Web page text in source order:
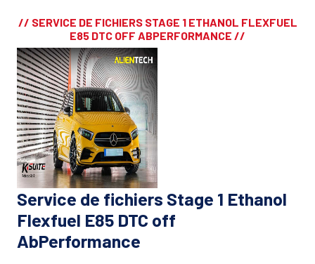
// SERVICE DE FICHIERS STAGE 1 ETHANOL FLEXFUEL
E85 DTC OFF ABPERFORMANCE //
Service de fichiers Stage 1 Ethanol
Flexfuel E85 DTC off
AbPerformance